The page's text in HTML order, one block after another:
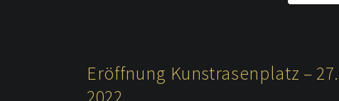
Eröffnung Kunstrasenplatz –